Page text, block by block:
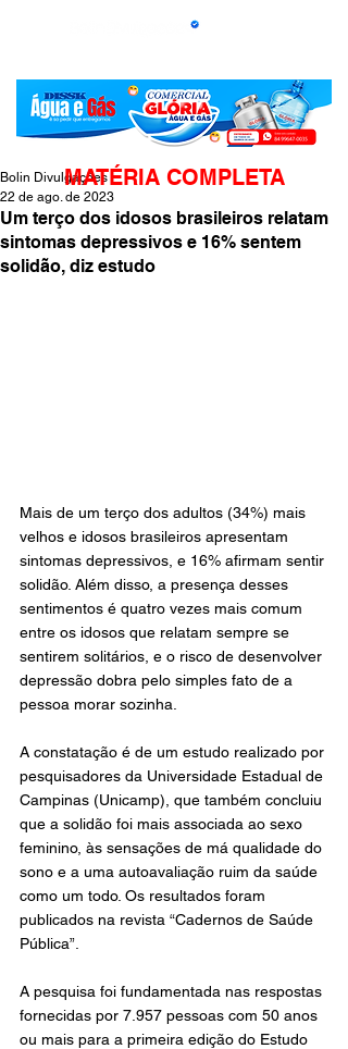
Um terço dos idosos brasileiros relatam
sintomas depressivos e 16% sentem
solidão, diz estudo
Bolin Divulgações
22 de ago. de 2023
Mais de um terço dos adultos (34%) mais
velhos e idosos brasileiros apresentam
sintomas depressivos, e 16% afirmam sentir
solidão. Além disso, a presença desses
sentimentos é quatro vezes mais comum
entre os idosos que relatam sempre se
sentirem solitários, e o risco de desenvolver
depressão dobra pelo simples fato de a
pessoa morar sozinha.
A constatação é de um estudo realizado por
pesquisadores da Universidade Estadual de
Campinas (Unicamp), que também concluiu
que a solidão foi mais associada ao sexo
feminino, às sensações de má qualidade do
sono e a uma autoavaliação ruim da saúde
como um todo. Os resultados foram
publicados na revista “Cadernos de Saúde
Pública”.
A pesquisa foi fundamentada nas respostas
fornecidas por 7.957 pessoas com 50 anos
ou mais para a primeira edição do Estudo
MATÉRIA COMPLETA